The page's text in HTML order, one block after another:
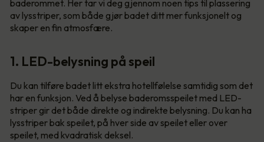
baderommet. Her tar vi deg gjennom noen tips til plassering
av lysstriper, som både gjør badet ditt mer funksjonelt og
skaper en fin atmosfære.
1. LED-belysning på speil
Du kan tilføre badet litt ekstra hotellfølelse samtidig som det
har en funksjon. Ved å belyse baderomsspeilet med LED-
striper gir det både direkte og indirekte belysning. Du kan ha
lysstriper bak speilet, på hver side av speilet eller over
speilet, med kvadratisk deksel.